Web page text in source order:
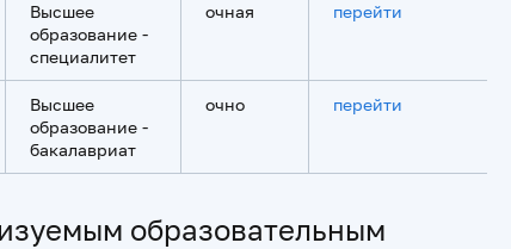
Высшее
образование -
специалитет
очная перейти
Высшее
образование -
бакалавриат
очно перейти
образовательным